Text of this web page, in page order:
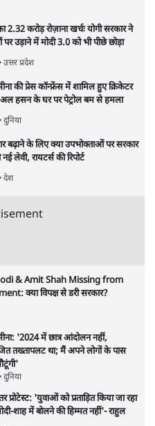
रणनीति या
अध्यक्ष उर्सुला वॉन डेर लेयेन और